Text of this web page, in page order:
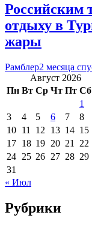
Российским
отдыху в
жары
Рамблер2 месяца
Август 2026
Пн Вт Ср Чт Пт Сб
1
3
4 5 6 7 8
10 11 12 13 14 15
17 18 19 20 21 22
24 25 26 27 28 29
31
« Июл
Рубрики